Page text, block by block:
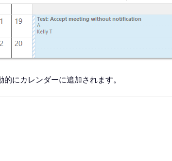
にカレンダーに追加されます。